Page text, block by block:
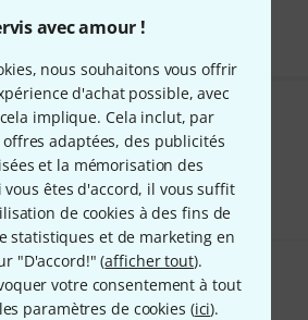
avec amour !
nous souhaitons vous offrir
d'achat possible, avec
implique. Cela inclut, par
adaptées, des publicités
et la mémorisation des
vous êtes d'accord, il vous suffit
de cookies à des fins de
statistiques et de marketing en
"D'accord!" (afficher tout).
votre consentement à tout
paramètres de cookies (ici).
ce que vous voyez ?
Aide et commentaires